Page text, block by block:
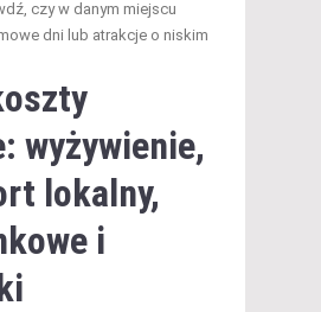
czy w danym miejscu
dni lub atrakcje o niskim
wyżywienie,
lokalny,
i